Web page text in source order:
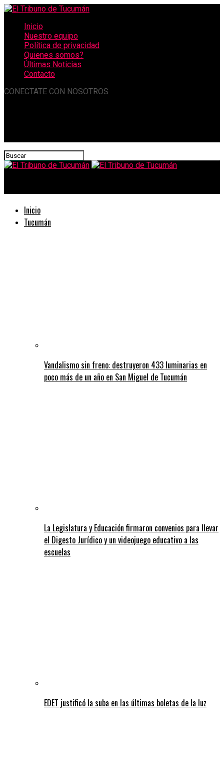
Inicio
Nuestro equipo
Política de privacidad
Quienes somos?
Últimas Noticias
Contacto
CONECTATE CON NOSOTROS
Inicio
Tucumán
Vandalismo sin freno: destruyeron 433 luminarias en
poco más de un año en San Miguel de Tucumán
La Legislatura y Educación firmaron convenios para llevar
el Digesto Jurídico y un videojuego educativo a las
escuelas
EDET justificó la suba en las últimas boletas de la luz